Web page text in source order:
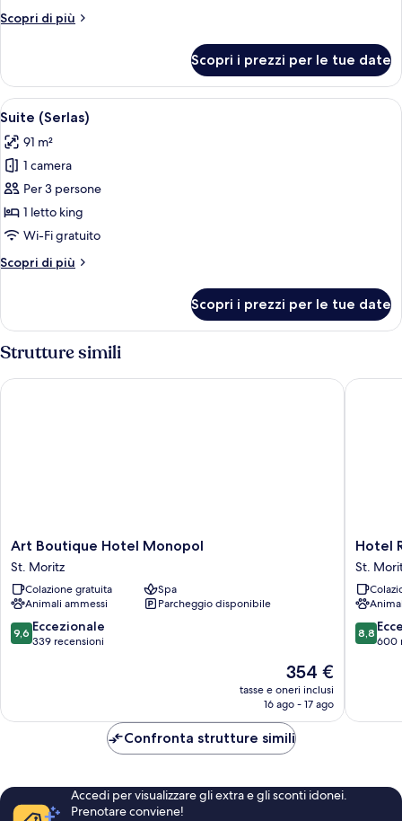
Scopri di più
Altri
(Serlas
Wing)
Scopri i prezzi per le tue date
Apri
tutte
le
foto
per
Suite
(Serlas)
Un soggiorno moderno con un
1
Suite (Serlas)
91 m²
1 camera
Per 3 persone
1 letto king
Wi-Fi gratuito
Scopri di più
Altri
(Serlas)
Scopri i prezzi per le tue date
Strutture simili
Art
Boutique
Hotel
Monopol
St.
Moritz
Art Boutique Hotel Monopol
St. Moritz
Colazione gratuita
Spa
Animali ammessi
Parcheggio disponibile
9.6
su
9,6 Eccezionale
339 recensioni
Il
prezzo
attuale
354 €
354 €
tasse e oneri inclusi
16 ago - 17 ago
Art Boutique Hotel Monopol
Hotel
Reine
Victoria
St.
Moritz
Hotel
St.
8.8
su
8,8
600
Hotel
Confronta strutture simili
Accedi per visualizzare gli extra e gli sconti idonei.
Prenotare conviene!